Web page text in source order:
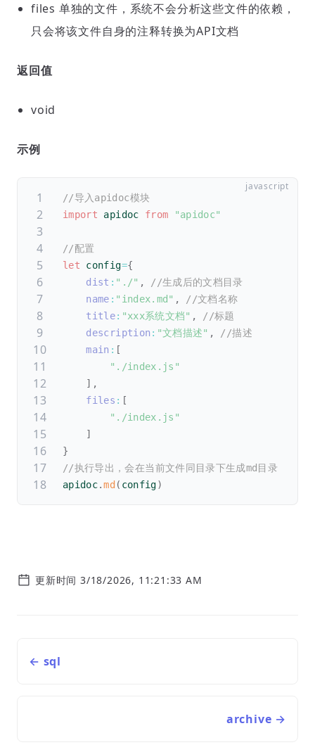
files 单独的文件，系统不会分析这些文件的依赖，
只会将该文件自身的注释转换为API文档
返回值
void
示例
//导入apidoc模块
import apidoc from "apidoc"
//配置
let config={
dist : "./" ,
//生成后的文档目录
name : "index.md" ,
//文档名称
title: "xxx系统文档" ,
//标题
description : "文档描述" ,
//描述
main : [
"./index.js"
] ,
files : [
"./index.js"
]
}
//执行导出，会在当前文件同目录下生成md目录
apidoc.md ( config)
更新时间 3/18/2026, 11:21:33 AM
← sql
archive →